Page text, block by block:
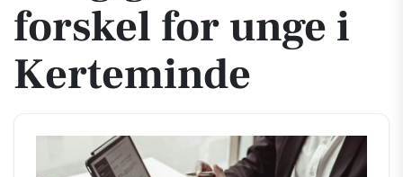
forskel for unge i
Kerteminde